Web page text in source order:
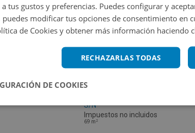
S/N
Impuestos no incluidos
69 m 2
tus gustos y preferencias. Puedes configurar y
puedes modificar tus opciones de consentimiento en
de Cookies y obtener más información haciendo
RECHAZARLAS TODAS
DE COOKIES